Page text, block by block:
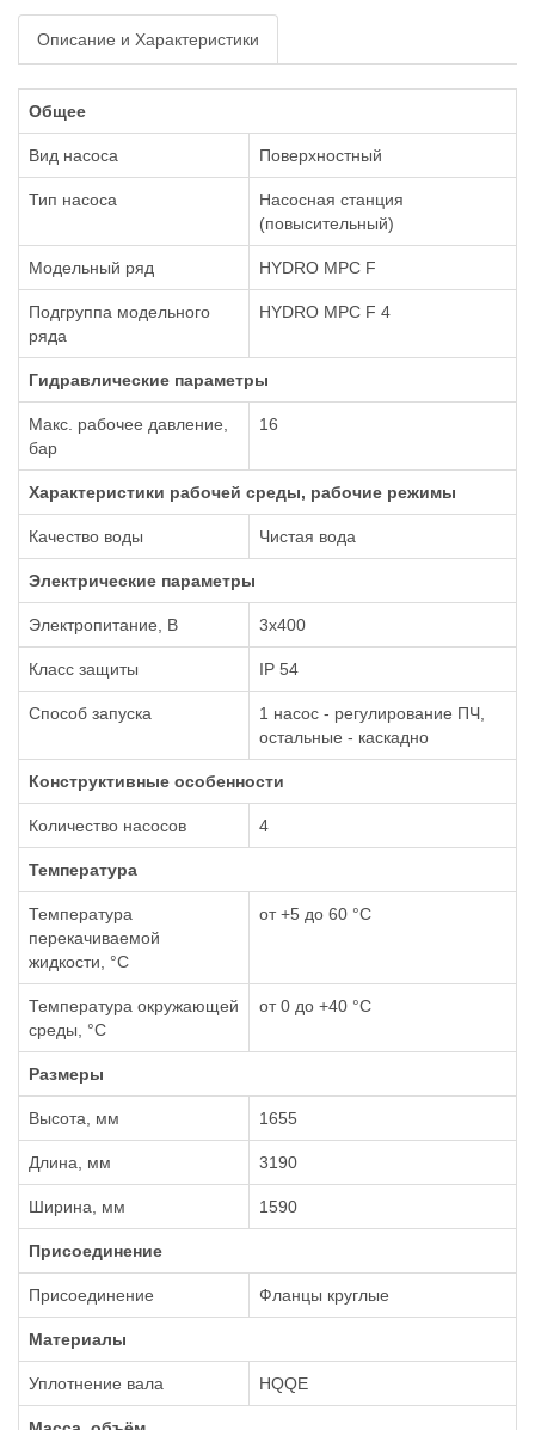
Описание и Характеристики
Общее
Вид насоса Поверхностный
Тип насоса
Насосная станция
(повысительный)
Модельный ряд HYDRO MPC F
Подгруппа модельного
ряда
HYDRO MPC F 4
Гидравлические параметры
Макс. рабочее давление,
бар
16
Xарактеристики рабочей среды, рабочие режимы
Качество воды Чистая вода
Электрические параметры
Электропитание, В 3х400
Класс защиты IP 54
Способ запуска
1 насос - регулирование ПЧ,
остальные - каскадно
Конструктивные особенности
Количество насосов 4
Температура
Температура
перекачиваемой
жидкости, °С
от +5 до 60 °С
Температура окружающей
среды, °С
от 0 до +40 °С
Размеры
Высота, мм 1655
Длина, мм 3190
Ширина, мм 1590
Присоединение
Присоединение Фланцы круглые
Материалы
Уплотнение вала HQQE